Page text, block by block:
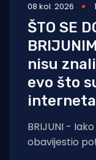
08 kol. 2026
ŠTO SE
nisu
evo što
BRIJUNI -
obavijestio